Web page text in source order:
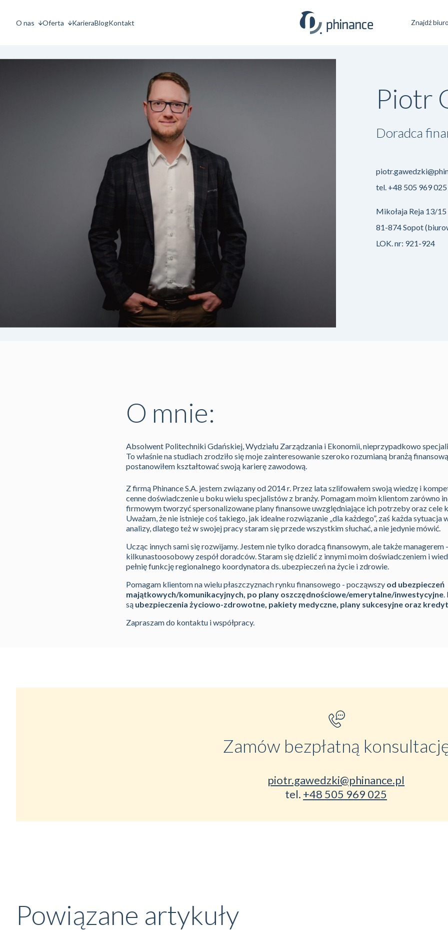
O nas Oferta KarieraBlogKontakt Znajdź
Piotr
Doradca
tel. +48 505 969 025
Mikołaja Reja 13/15
81-874 Sopot
LOK. nr: 921-924
O mnie:
Absolwent Politechniki Gdańskiej, Wydziału Zarządzania i Ekonomii, nieprzypadkowo
To właśnie na studiach zrodziło się moje zainteresowanie szeroko rozumianą branżą
postanowiłem kształtować swoją karierę zawodową.
Z firmą Phinance S.A. jestem związany od 2014 r. Przez lata szlifowałem swoją wiedzę i
cenne doświadczenie u boku wielu specjalistów z branży. Pomagam moim klientom zarówno
firmowym tworzyć spersonalizowane plany finansowe uwzględniające ich potrzeby oraz cele
Uważam, że nie istnieje coś takiego, jak idealne rozwiązanie „dla każdego”, zaś każda sytuacja
analizy, dlatego też w swojej pracy staram się przede wszystkim słuchać, a nie jedynie mówić.
Ucząc innych sami się rozwijamy. Jestem nie tylko doradcą finansowym, ale także managerem
kilkunastoosobowy zespół doradców. Staram się dzielić z innymi moim doświadczeniem i
pełnię funkcję regionalnego koordynatora ds. ubezpieczeń na życie i zdrowie.
Pomagam klientom na wielu płaszczyznach rynku finansowego - począwszy od ubezpieczeń
majątkowych/komunikacyjnych, po plany oszczędnościowe/emerytalne/inwestycyjne.
są ubezpieczenia życiowo-zdrowotne, pakiety medyczne, plany sukcesyjne oraz
Zapraszam do kontaktu i współpracy.
Zamów bezpłatną
piotr.gawedzki@phinance.pl
tel. +48 505 969 025
Powiązane artykuły